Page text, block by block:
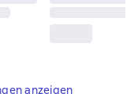
anzeigen